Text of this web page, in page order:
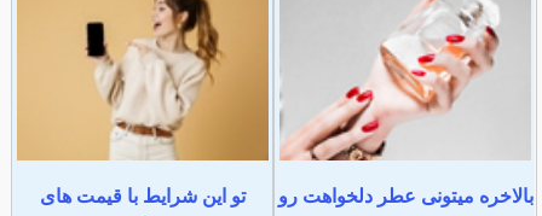
بالاخره میتونی عطر دلخواهت رو
تو این شرایط با قیمت های